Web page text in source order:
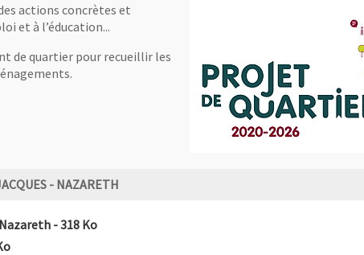
actions concrètes et
et à l’éducation...
de quartier pour recueillir les
- NAZARETH
, Fichier au format Pdf
- 318 Ko, Ouvre une nouvelle fenêtre
au format Pdf
, Ouvre une nouvelle fenêtre